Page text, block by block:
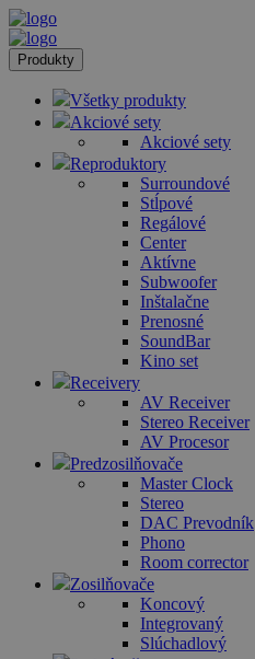
Produkty
Všetky produkty
Akciové sety
Akciové sety
Reproduktory
Surroundové
Stĺpové
Regálové
Center
Aktívne
Subwoofer
Inštalačne
Prenosné
SoundBar
Kino set
Receivery
AV Receiver
Stereo Receiver
AV Procesor
Predzosilňovače
Master Clock
Stereo
DAC Prevodník
Phono
Room corrector
Zosilňovače
Koncový
Integrovaný
Slúchadlový